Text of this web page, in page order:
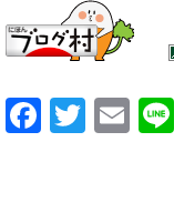
F
T
E